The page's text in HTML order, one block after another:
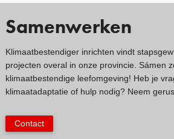
Samenwerken
Klimaatbestendiger inrichten vindt
projecten overal in onze provincie. Sámen
klimaatbestendige leefomgeving! Heb je
klimaatadaptatie of hulp nodig? Neem
Contact